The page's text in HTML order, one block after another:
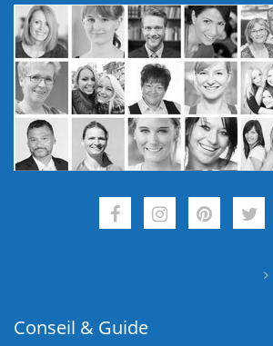
Conseil & Guide